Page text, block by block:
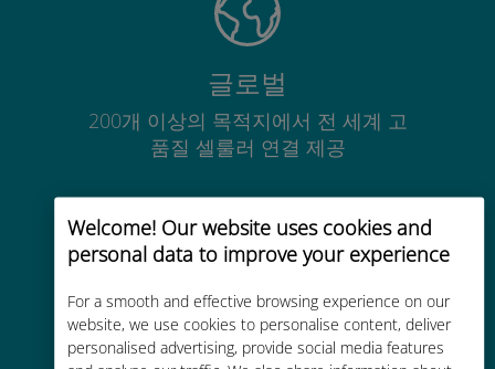
Welcome! Our website uses cookies and
personal data to improve your experience
For a smooth and effective browsing experience on our
website, we use cookies to personalise content, deliver
personalised advertising, provide social media features
글로벌
200개 이상의 목적지에서 전 세계 고
품질 셀룰러 연결 제공
비용 효율적
기존 통신사 로밍 요금보다 최대